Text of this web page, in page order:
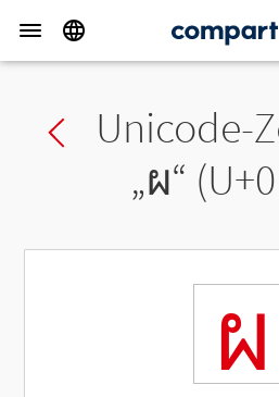
Previous char
Unicode-
„ผ“
ผ